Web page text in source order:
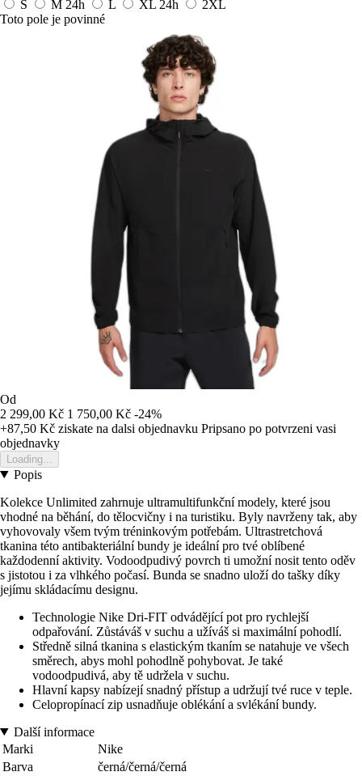
S M 24h L XL 24h
2XL
Toto pole je povinné
Od
2 299,00 Kč 1 750,00 Kč -24%
+87,50 Kč ziskate na dalsi objednavku Pripsano po potvrzeni vasi
objednavky
Loading...
Popis
Kolekce Unlimited zahrnuje ultramultifunkční modely, které jsou
vhodné na běhání, do tělocvičny i na turistiku. Byly navrženy tak, aby
vyhovovaly všem tvým tréninkovým potřebám. Ultrastretchová
tkanina této antibakteriální bundy je ideální pro tvé oblíbené
každodenní aktivity. Vodoodpudivý povrch ti umožní nosit tento oděv
s jistotou i za vlhkého počasí. Bunda se snadno uloží do tašky díky
jejímu skládacímu designu.
Technologie Nike Dri-FIT odvádějící pot pro rychlejší
odpařování. Zůstáváš v suchu a užíváš si maximální pohodlí.
Středně silná tkanina s elastickým tkaním se natahuje ve všech
směrech, abys mohl pohodlně pohybovat. Je také
vodoodpudivá, aby tě udržela v suchu.
Hlavní kapsy nabízejí snadný přístup a udržují tvé ruce v teple.
Celopropínací zip usnadňuje oblékání a svlékání bundy.
Další informace
Marki
Nike
Barva
černá/černá/černá